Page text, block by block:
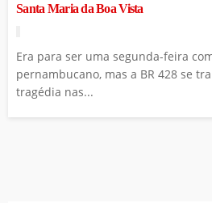
Santa Maria da Boa Vista
Era para ser uma segunda-feira
pernambucano, mas a BR 428 se
tragédia nas...